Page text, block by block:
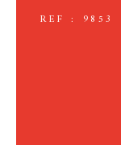
REF : 9853